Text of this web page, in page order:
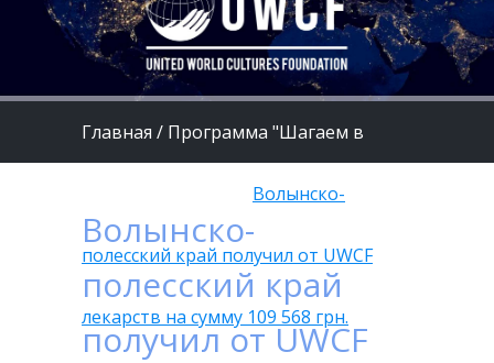
Главная / Программа "Шагаем в
Волынско-
полесский край получил от UWCF
лекарств на сумму 109 568 грн.
Волынско-
полесский край
получил от UWCF